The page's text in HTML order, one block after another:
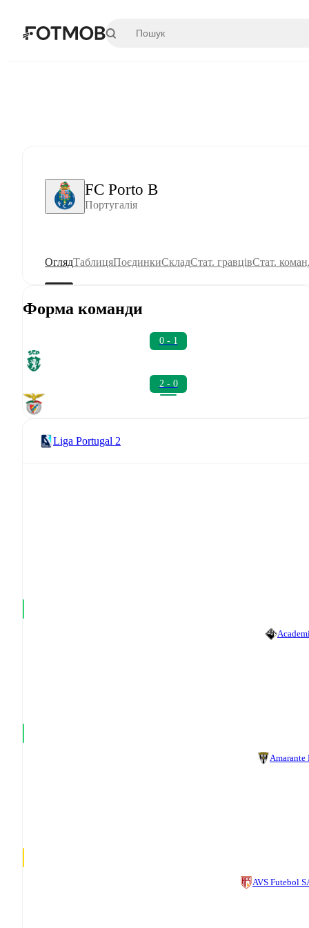
FC Porto B
Португалія
ОглядТаблицяПоєдинкиСкладСтат. гравцівСтат.
Форма команди
0 - 1
2 - 0
Liga Portugal 2
Amarante
AVS Futebol